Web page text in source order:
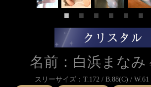
名前：白浜まなみ
スリーサイズ：T.172 / B.88(C) / W.61